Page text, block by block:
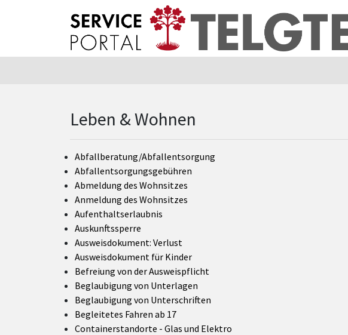
Zum Header
Zum Hauptinhalt
Zum Footer
Zum Hauptinhalt springen
Leben & Wohnen
Abfallberatung/Abfallentsorgung
Abfallentsorgungsgebühren
Abmeldung des Wohnsitzes
Anmeldung des Wohnsitzes
Aufenthaltserlaubnis
Auskunftssperre
Ausweisdokument: Verlust
Ausweisdokument für Kinder
Befreiung von der Ausweispflicht
Beglaubigung von Unterlagen
Beglaubigung von Unterschriften
Begleitetes Fahren ab 17
Containerstandorte - Glas und Elektro